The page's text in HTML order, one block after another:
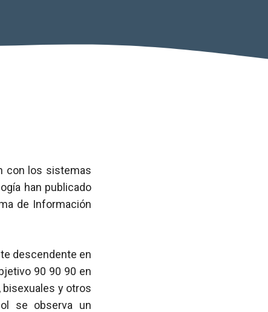
con los sistemas
han publicado
de Información
descendente en
90 90 90 en
bisexuales y otros
se observa un